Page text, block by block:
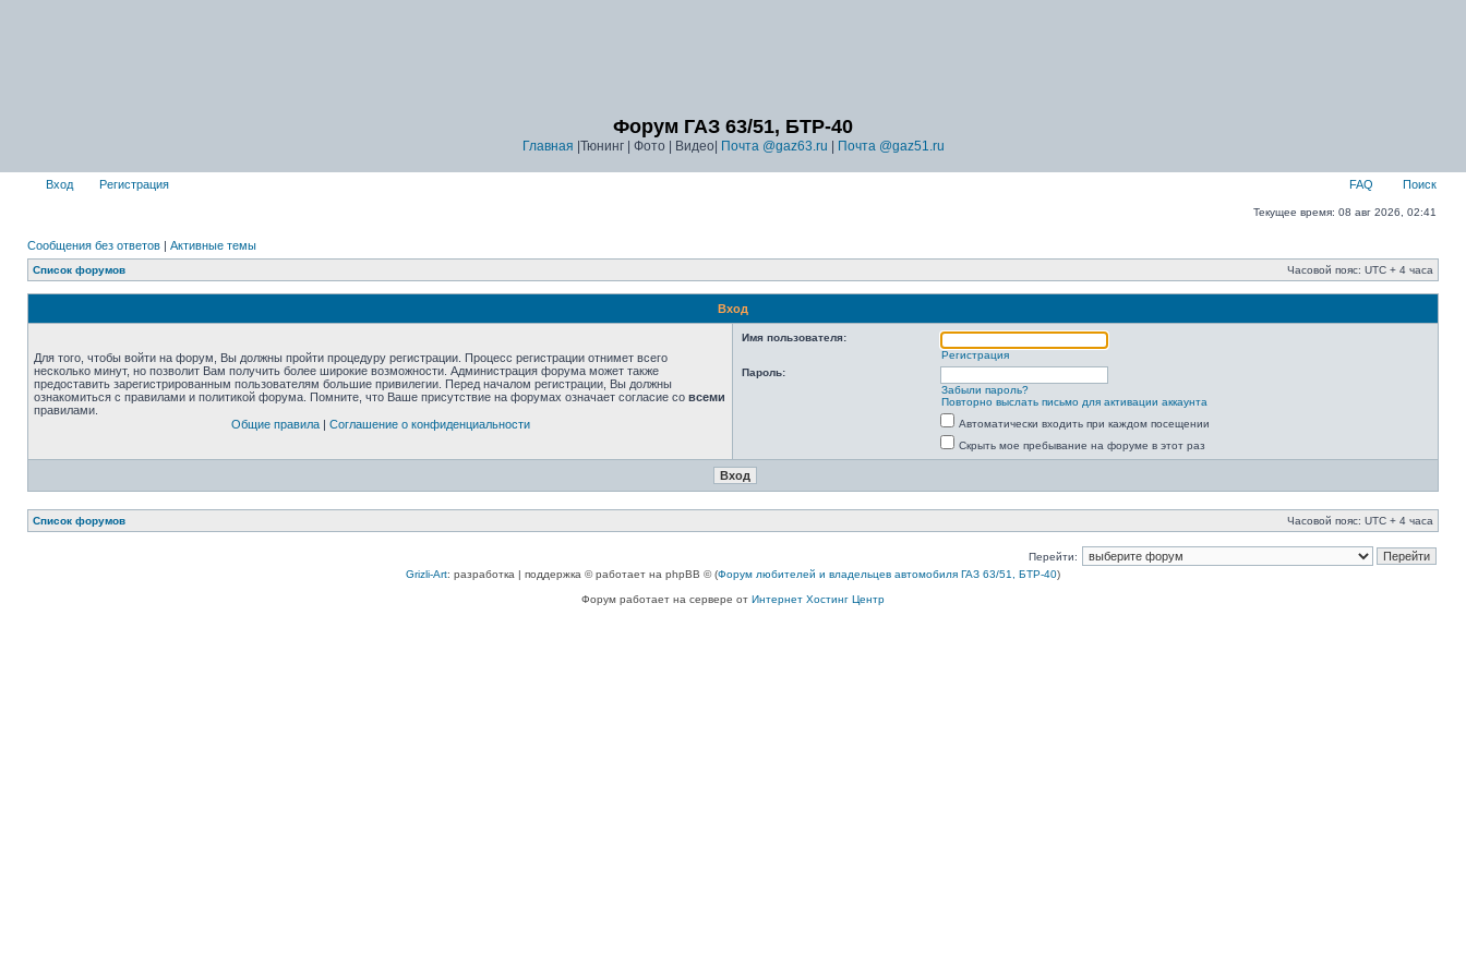
Форум ГАЗ 63/51, БТР-40
Главная |Тюнинг | Фото | Видео| Почта @gaz63.ru Почта @gaz51.ru
Вход Регистрация FAQ Поиск
Текущее время: 08 авг 2026, 02:41
Сообщения без ответов | Активные темы
Список форумов Часовой пояс: UTC + 4 часа
Вход
Для того, чтобы войти на форум, Вы должны пройти процедуру регистрации. Процесс регистрации отнимет всего
несколько минут, но позволит Вам получить более широкие возможности. Администрация форума может также
предоставить зарегистрированным пользователям большие привилегии. Перед началом регистрации, Вы должны
ознакомиться с правилами и политикой форума. Помните, что Ваше присутствие на форумах означает согласие со всеми
правилами.
Общие правила| Соглашение о конфиденциальности
Имя пользователя:
Регистрация
Пароль:
Забыли пароль?
Повторно выслать письмо для активации аккаунта
Автоматически входить при каждом посещении
Скрыть мое пребывание на форуме в этот раз
Список форумов Часовой пояс: UTC + 4 часа
Перейти:
Grizli-Art: разработка | поддержка © работает на phpBB © (Форум любителей и владельцев автомобиля ГАЗ 63/51, БТР-40)
Форум работает на сервере от Интернет Хостинг Центр